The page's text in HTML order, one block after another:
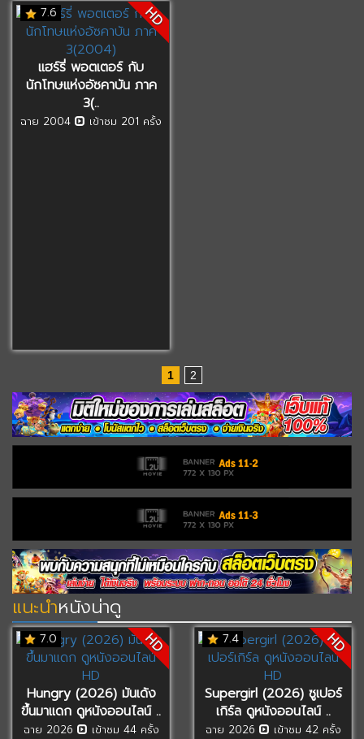
7.6 HD
แฮร์รี่ พอตเตอร์ กับ
นักโทษแห่งอัซคาบัน ภาค
3(..
ฉาย 2004 เข้าชม 201 ครั้ง
1 2
แนะนำหนังน่าดู
7.0 HD
Hungry (2026) มันเด้ง
ขึ้นมาแดก ดูหนังออนไลน์ ..
ฉาย 2026 เข้าชม 44 ครั้ง
7.4 HD
Supergirl (2026) ซูเปอร์
เกิร์ล ดูหนังออนไลน์ ..
ฉาย 2026 เข้าชม 42 ครั้ง